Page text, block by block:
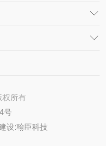
权所有
号
设:翰臣科技